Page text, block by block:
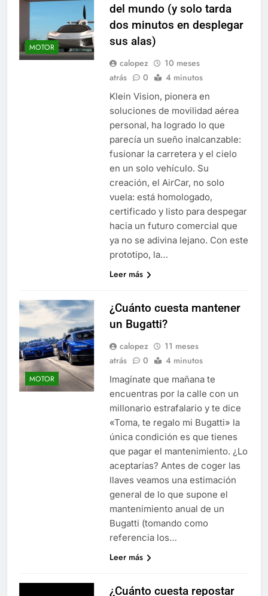
MOTOR
del mundo (y solo tarda
dos minutos en desplegar
sus alas)
calopez
10 meses
atrás
0 4 minutos
Klein Vision, pionera en
soluciones de movilidad aérea
personal, ha logrado lo que
parecía un sueño inalcanzable:
fusionar la carretera y el cielo
en un solo vehículo. Su
creación, el AirCar, no solo
vuela: está homologado,
certificado y listo para despegar
hacia un futuro comercial que
ya no se adivina lejano. Con este
prototipo, la…
Leer más
MOTOR
¿Cuánto cuesta mantener
un Bugatti?
calopez
11 meses
atrás
0 4 minutos
Imagínate que mañana te
encuentras por la calle con un
millonario estrafalario y te dice
«Toma, te regalo mi Bugatti» la
única condición es que tienes
que pagar el mantenimiento. ¿Lo
aceptarías? Antes de coger las
llaves veamos una estimación
general de lo que supone el
mantenimiento anual de un
Bugatti (tomando como
referencia los…
Leer más
¿Cuánto cuesta repostar